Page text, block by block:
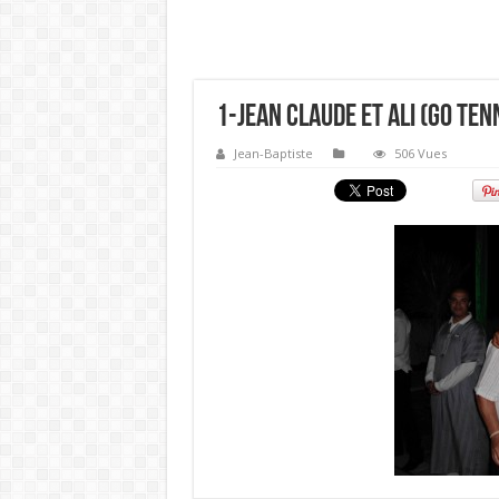
1-Jean Claude et Ali (GO
Jean-Baptiste 506 Vues